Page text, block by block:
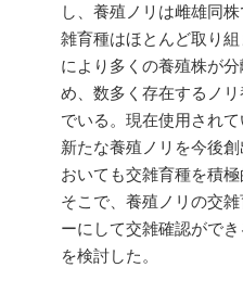
し、養殖ノリは雌雄同
雑育種はほとんど取り
により多くの養殖株が
め、数多く存在するノ
でいる。現在使用され
新たな養殖ノリを今後
おいても交雑育種を積
そこで、養殖ノリの交
ーにして交雑確認がで
を検討した。